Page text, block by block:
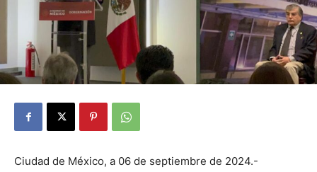
Ciudad de México, a 06 de septiembre de 2024.-